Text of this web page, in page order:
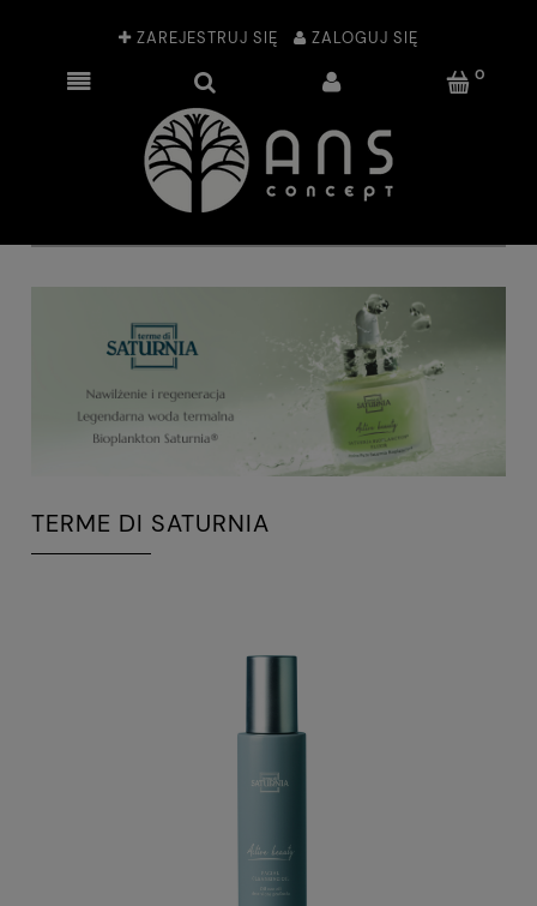
ZAREJESTRUJ SIĘ ZALOGUJ SIĘ
TERME DI SATURNIA